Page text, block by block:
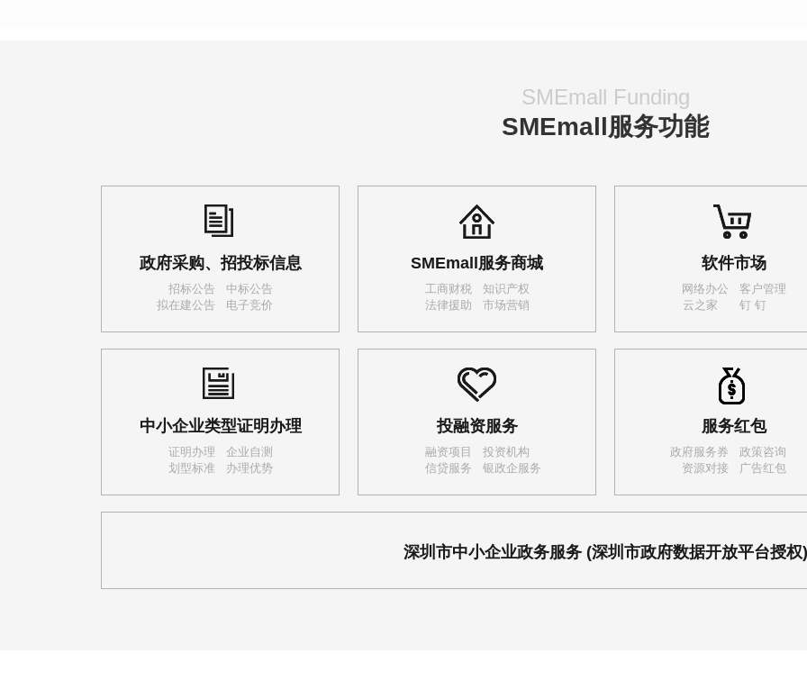
SMEmall Funding
SMEmall服务功能
政府采购、招投标信息
招标公告
中标公告
拟在建公告
电子竞价
SMEmall服务商城
工商财税
知识产权
法律援助
市场营销
软件市场
网络办公
客户管理
云之家
钉 钉
中小企业类型证明办理
证明办理
企业自测
划型标准
办理优势
投融资服务
融资项目
投资机构
信贷服务
银政企服务
服务红包
政府服务券
政策咨询
资源对接
广告红包
深圳市中小企业政务服务(深圳市政府数据开放平台授权)